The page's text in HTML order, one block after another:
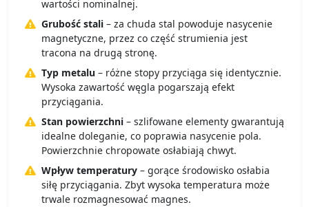
wartości nominalnej.
Grubość stali – za chuda stal powoduje nasycenie
magnetyczne, przez co część strumienia jest
tracona na drugą stronę.
Typ metalu – różne stopy przyciąga się identycznie.
Wysoka zawartość węgla pogarszają efekt
przyciągania.
Stan powierzchni – szlifowane elementy gwarantują
idealne doleganie, co poprawia nasycenie pola.
Powierzchnie chropowate osłabiają chwyt.
Wpływ temperatury – gorące środowisko osłabia
siłę przyciągania. Zbyt wysoka temperatura może
trwale rozmagnesować magnes.